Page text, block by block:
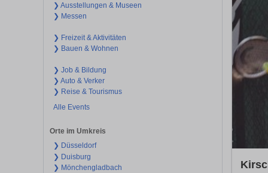
❯ Ausstellungen & Museen
❯ Messen
❯ Freizeit & Aktivitäten
❯ Bauen & Wohnen
❯ Job & Bildung
❯ Auto & Verker
❯ Reise & Tourismus
Alle Events
Orte im Umkreis
❯ Düsseldorf
❯ Duisburg
❯ Mönchengladbach